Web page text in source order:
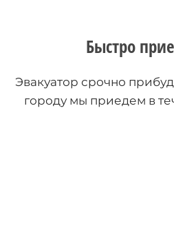
Быстро
Эвакуатор срочно
городу мы приедем в